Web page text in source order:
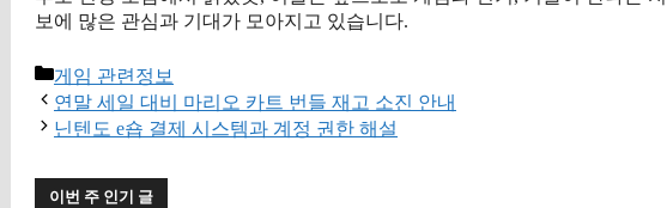
보에 많은 관심과 기대가 모아지고 있습니다.
카
테
고
게임 관련정보
연말 세일 대비 마리오 카트 번들 재고 소진 안내
닌텐도 e숍 결제 시스템과 계정 권한 해설
이번 주 인기 글